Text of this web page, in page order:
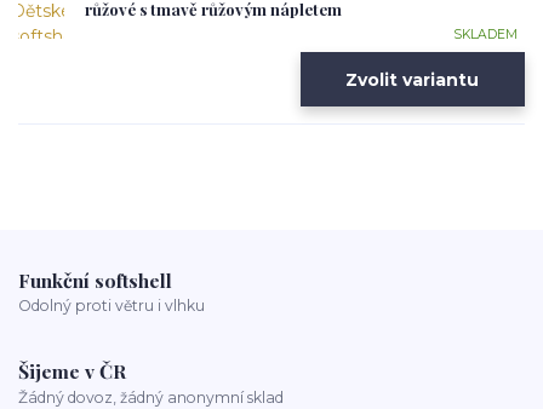
růžové s tmavě růžovým nápletem
SKLADEM
Zvolit variantu
Funkční softshell
Odolný proti větru i vlhku
Šijeme v ČR
Žádný dovoz, žádný anonymní sklad